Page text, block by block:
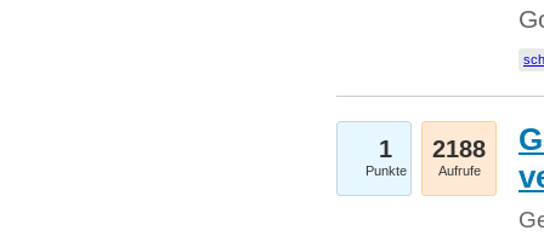
1
Punkte
2188
Aufrufe